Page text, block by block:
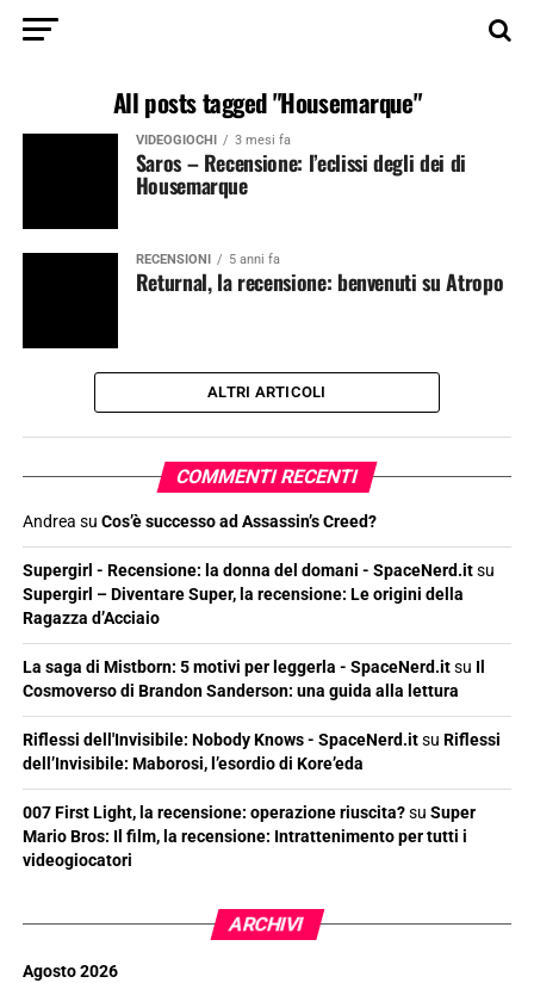
All posts tagged "Housemarque"
VIDEOGIOCHI 3 mesi fa
Saros – Recensione: l’eclissi degli dei di
Housemarque
RECENSIONI 5 anni fa
Returnal, la recensione: benvenuti su Atropo
ALTRI ARTICOLI
COMMENTI RECENTI
Andrea su Cos’è successo ad Assassin’s Creed?
Supergirl - Recensione: la donna del domani - SpaceNerd.itsu
Supergirl – Diventare Super, la recensione: Le origini della
Ragazza d’Acciaio
La saga di Mistborn: 5 motivi per leggerla - SpaceNerd.itsu Il
Cosmoverso di Brandon Sanderson: una guida alla lettura
Riflessi dell'Invisibile: Nobody Knows - SpaceNerd.itsu Riflessi
dell’Invisibile: Maborosi, l’esordio di Kore’eda
007 First Light, la recensione: operazione riuscita?su Super
Mario Bros: Il film, la recensione: Intrattenimento per tutti i
videogiocatori
ARCHIVI
Agosto 2026